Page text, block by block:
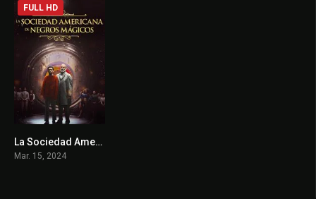
2.8
FULL HD
La Sociedad Americana de Negros Mágicos
Mar. 15, 2024